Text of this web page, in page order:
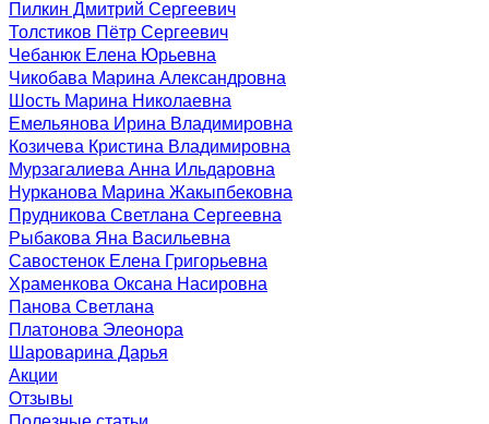
Пилкин Дмитрий Сергеевич
Толстиков Пётр Сергеевич
Чебанюк Елена Юрьевна
Чикобава Марина Александровна
Шость Марина Николаевна
Емельянова Ирина Владимировна
Козичева Кристина Владимировна
Мурзагалиева Анна Ильдаровна
Нурканова Марина Жакыпбековна
Прудникова Светлана Сергеевна
Рыбакова Яна Васильевна
Савостенок Елена Григорьевна
Храменкова Оксана Насировна
Панова Светлана
Платонова Элеонора
Шароварина Дарья
Акции
Отзывы